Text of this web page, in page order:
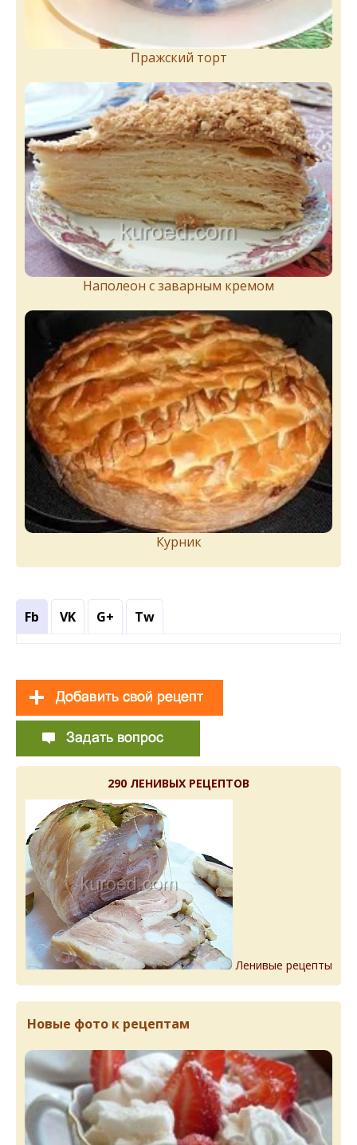
Пражский торт
Наполеон с заварным кремом
Курник
Fb VK G+ Tw
290 ЛЕНИВЫХ РЕЦЕПТОВ
Ленивые рецепты
Новые фото к рецептам